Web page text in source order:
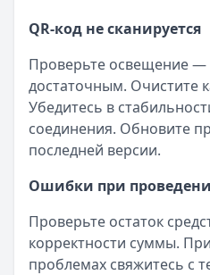
QR-код не сканируется
Проверьте освещение
достаточным. Очистите
Убедитесь в
соединения. Обновите
последней версии.
Ошибки при
Проверьте остаток
корректности суммы.
проблемах свяжитесь с